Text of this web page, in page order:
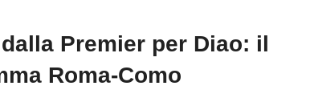
Premier per Diao: il
Roma-Como